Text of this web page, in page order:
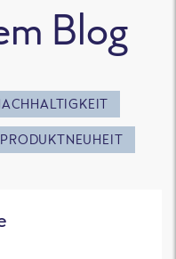
Blog
PRODUKTNEUHEIT